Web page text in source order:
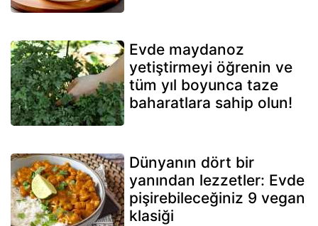
Evde maydanoz
yetiştirmeyi öğrenin ve
tüm yıl boyunca taze
baharatlara sahip olun!
Dünyanın dört bir
yanından lezzetler: Evde
pişirebileceğiniz 9 vegan
klasiği